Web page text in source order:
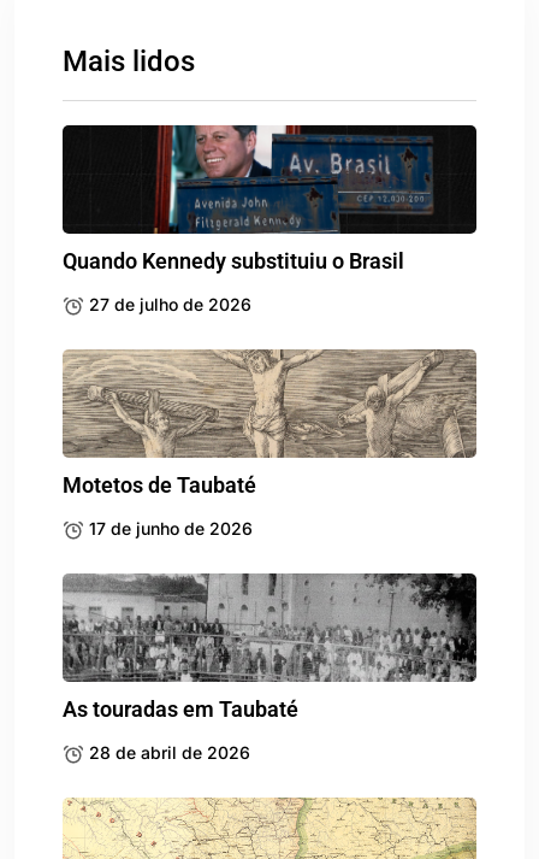
Mais lidos
Quando Kennedy substituiu o Brasil
27 de julho de 2026
Motetos de Taubaté
17 de junho de 2026
As touradas em Taubaté
28 de abril de 2026